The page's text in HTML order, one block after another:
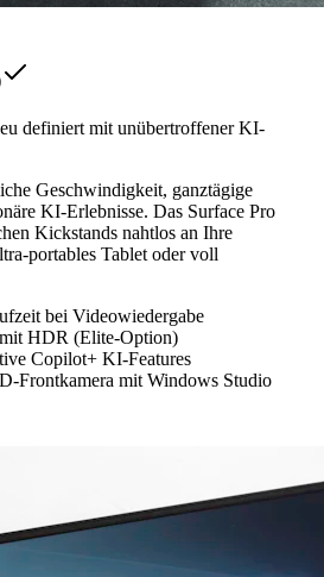
definiert mit unübertroffener KI-
Geschwindigkeit, ganztägige
KI-Erlebnisse. Das Surface Pro
Kickstands nahtlos an Ihre
portables Tablet oder voll
bei Videowiedergabe
HDR (Elite-Option)
Copilot+ KI-Features
Frontkamera mit Windows Studio